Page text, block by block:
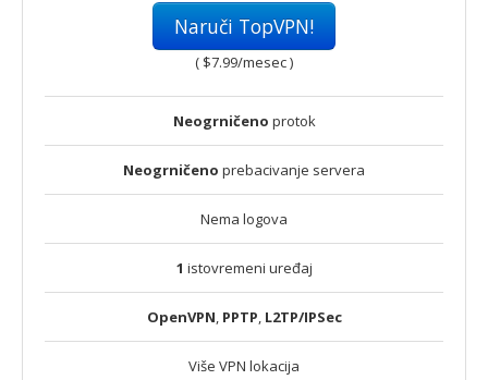
Naruči TopVPN!
( $7.99/mesec )
Neogrničeno protok
Neogrničeno prebacivanje servera
Nema logova
1 istovremeni uređaj
OpenVPN, PPTP, L2TP/IPSec
Više VPN lokacija